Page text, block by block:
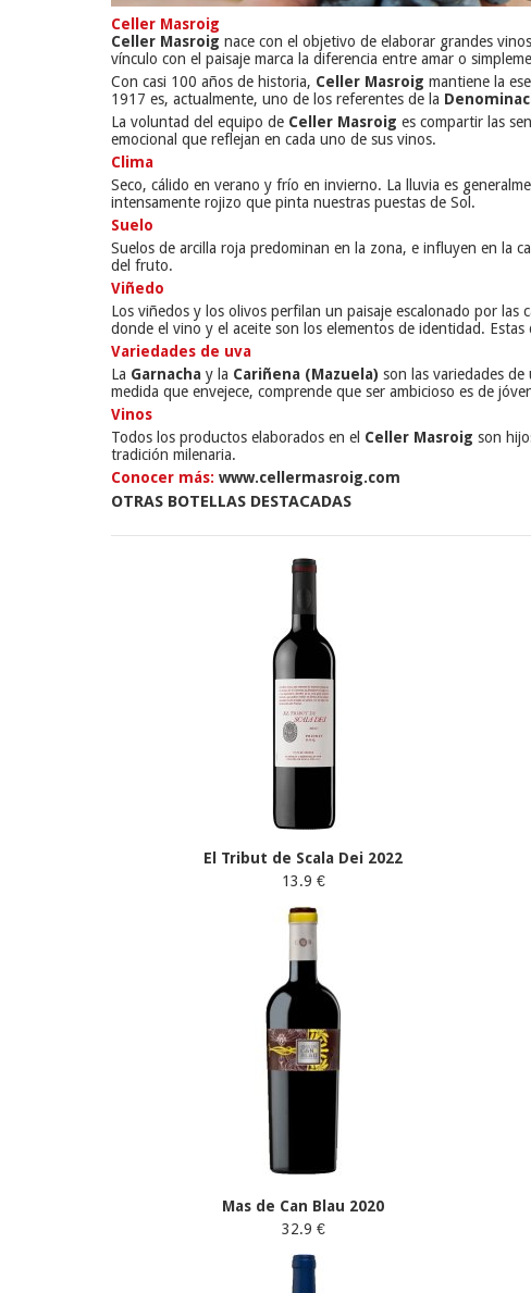
Celler Masroig
Celler Masroig nace con el objetivo de elaborar grandes
vínculo con el paisaje marca la diferencia entre amar o
Con casi 100 años de historia, Celler Masroig mantiene la
1917 es, actualmente, uno de los referentes de la
La voluntad del equipo de Celler Masroig es compartir las
emocional que reflejan en cada uno de sus vinos.
Clima
Seco, cálido en verano y frío en invierno. La lluvia es
intensamente rojizo que pinta nuestras puestas de Sol.
Suelo
Suelos de arcilla roja predominan en la zona, e influyen en la
del fruto.
Viñedo
Los viñedos y los olivos perfilan un paisaje escalonado por
donde el vino y el aceite son los elementos de identidad.
Variedades de uva
La Garnacha y la Cariñena (Mazuela) son las variedades
medida que envejece, comprende que ser ambicioso es de
Vinos
Todos los productos elaborados en el Celler Masroig son
tradición milenaria.
Conocer más: www.cellermasroig.com
OTRAS BOTELLAS DESTACADAS
El Tribut de Scala Dei 2022
13.9 €
Mas de Can Blau 2020
32.9 €